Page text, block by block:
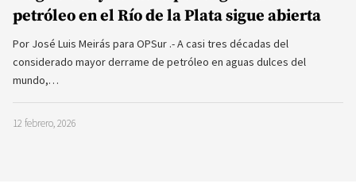
petróleo en el Río de la Plata sigue abierta
Por José Luis Meirás para OPSur .- A casi tres décadas del
considerado mayor derrame de petróleo en aguas dulces del
mundo,…
12 febrero, 2026